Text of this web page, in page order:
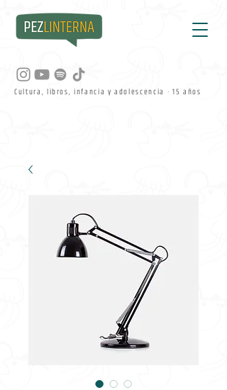
Cultura, libros, infancia y adolescencia · 15 años